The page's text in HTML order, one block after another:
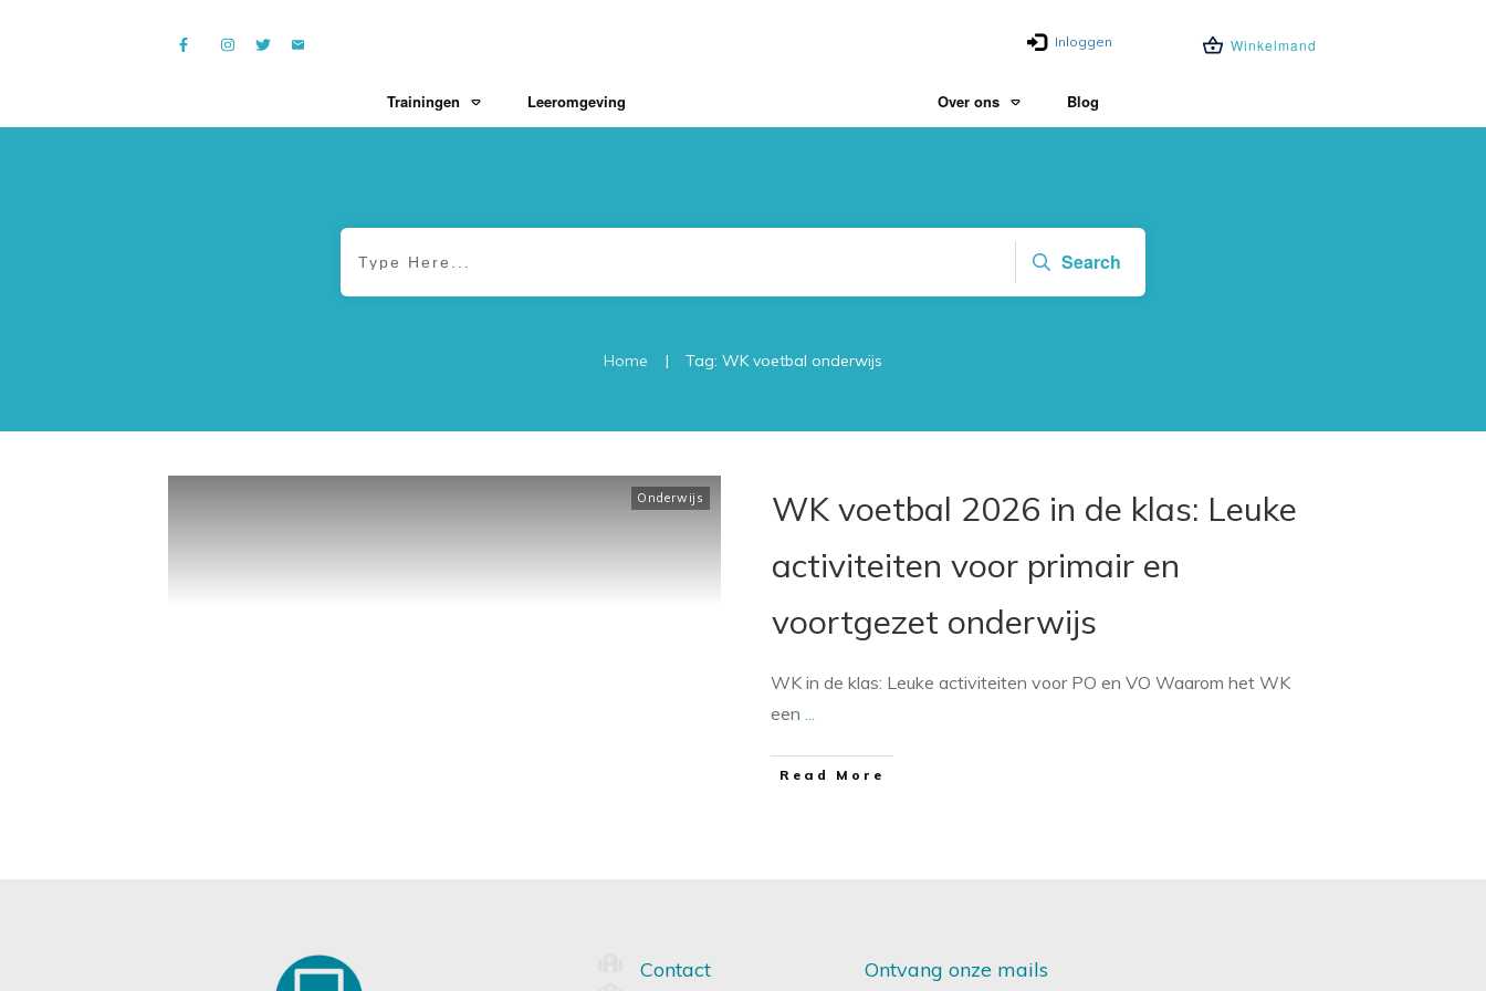
Inloggen Winkelmand
Trainingen Leeromgeving Over ons Blog
Search
Home | Tag: WK voetbal onderwijs
Onderwijs
WK voetbal 2026 in de klas: Leuke
activiteiten voor primair en
voortgezet onderwijs
WK in de klas: Leuke activiteiten voor PO en VO Waarom het WK
een ...
​Read More
Contact Ontvang onze mails